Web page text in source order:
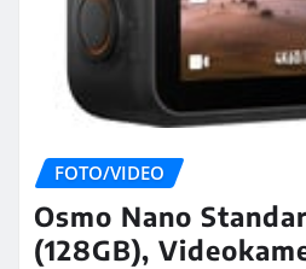
FOTO/VIDEO
Osmo Nano
(128GB),